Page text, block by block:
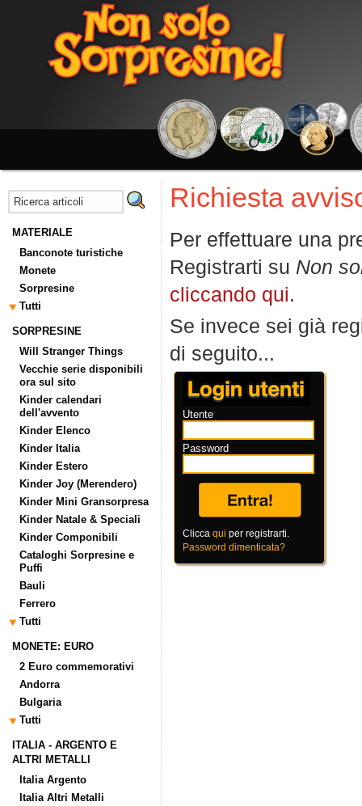
MATERIALE
Banconote turistiche
Monete
Sorpresine
Tutti
SORPRESINE
Will Stranger Things
Vecchie serie disponibili
ora sul sito
Kinder calendari
dell'avvento
Kinder Elenco
Kinder Italia
Kinder Estero
Kinder Joy (Merendero)
Kinder Mini Gransorpresa
Kinder Natale & Speciali
Kinder Componibili
Cataloghi Sorpresine e
Puffi
Bauli
Ferrero
Tutti
MONETE: EURO
2 Euro commemorativi
Andorra
Bulgaria
Tutti
ITALIA - ARGENTO E
ALTRI METALLI
Italia Argento
Italia Altri Metalli
Richiesta
Per effettuare una
Registrarti su Non
cliccando qui.
Se invece sei già
di seguito...
Utente
Password
Clicca qui per registrarti.
Password dimenticata?